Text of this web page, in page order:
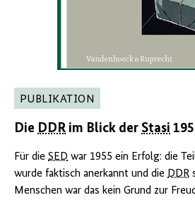
PUBLIKATION
Die DDR im Blick der Stasi
Für die SED war 1955 ein Erfolg: die
wurde faktisch anerkannt und die DDR
Menschen war das kein Grund zur